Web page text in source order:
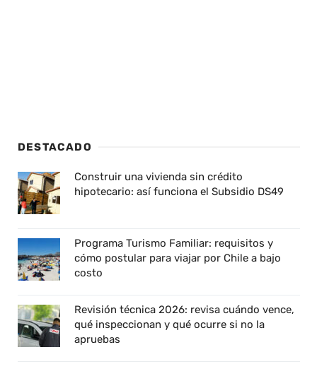
DESTACADO
Construir una vivienda sin crédito
hipotecario: así funciona el Subsidio DS49
Programa Turismo Familiar: requisitos y
cómo postular para viajar por Chile a bajo
costo
Revisión técnica 2026: revisa cuándo vence,
qué inspeccionan y qué ocurre si no la
apruebas